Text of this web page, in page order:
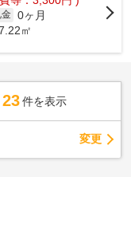
0ヶ月
㎡
件を表示
変更